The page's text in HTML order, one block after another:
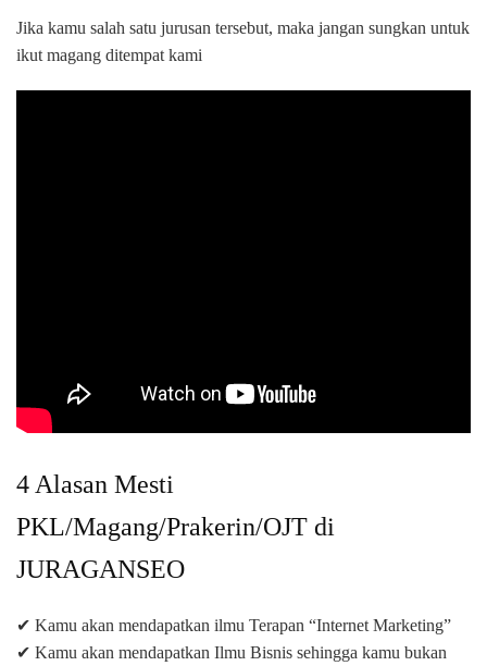
Jika kamu salah satu jurusan tersebut, maka jangan sungkan untuk
ikut magang ditempat kami
4 Alasan Mesti
PKL/Magang/Prakerin/OJT di
JURAGANSEO
✔ Kamu akan mendapatkan ilmu Terapan “Internet Marketing”
✔ Kamu akan mendapatkan Ilmu Bisnis sehingga kamu bukan